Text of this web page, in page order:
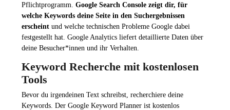
Pflichtprogramm. Google Search Console zeigt dir, für
welche Keywords deine Seite in den Suchergebnissen
erscheintund welche technischen Probleme Google dabei
festgestellt hat. Google Analytics liefert detaillierte Daten über
deine Besucher*innen und ihr Verhalten.
Keyword Recherche mit kostenlosen
Tools
Bevor du irgendeinen Text schreibst, recherchiere deine
Keywords. Der Google Keyword Planner ist kostenlos